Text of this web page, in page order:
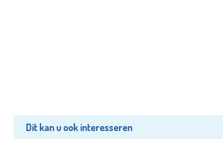
Dit kan u ook interesseren